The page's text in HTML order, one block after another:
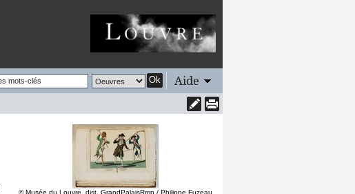
Ok Aide
© Musée du Louvre, dist. GrandPalaisRmn / Philippe Fuzeau